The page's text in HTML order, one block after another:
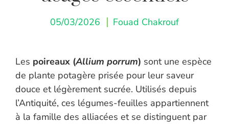
05/03/2026 Fouad Chakrouf
Les poireaux (Allium porrum) sont une espèce
de plante potagère prisée pour leur saveur
douce et légèrement sucrée. Utilisés depuis
l’Antiquité, ces légumes-feuilles appartiennent
à la famille des alliacées et se distinguent par